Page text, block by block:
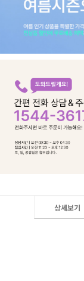
상세보기